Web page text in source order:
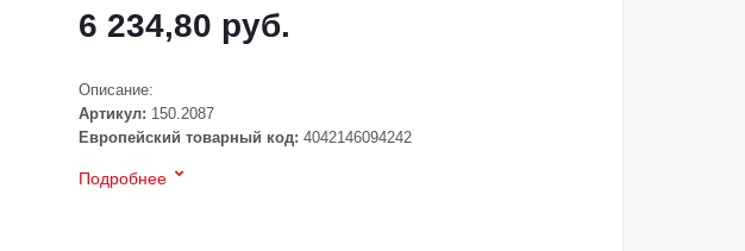
6 234,80 руб.
Описание:
Артикул: 150.2087
Европейский товарный код: 4042146094242
Подробнее